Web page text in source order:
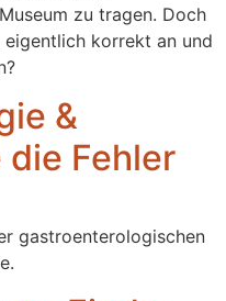
zu tragen. Doch
korrekt an und
&
Fehler
gastroenterologischen